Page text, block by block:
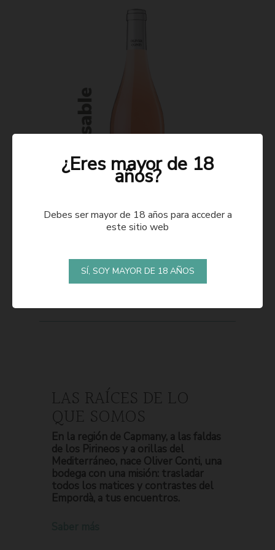
LAS RAÍCES DE LO
QUE SOMOS
En la región de Capmany, a las faldas
de los Pirineos y a orillas del
Mediterráneo, nace Oliver Conti, una
bodega con una misión: trasladar
todos los matices y contrastes del
Empordà, a tus encuentros.
¿Eres mayor de 18
años?
Debes ser mayor de 18 años para acceder a
este sitio web
SÍ, SOY MAYOR DE 18 AÑOS